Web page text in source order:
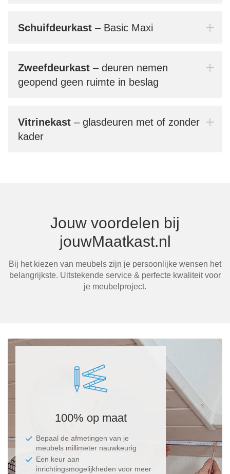
Schuifdeurkast – Basic Maxi
Zweefdeurkast – deuren nemen
geopend geen ruimte in beslag
Vitrinekast – glasdeuren met of zonder
kader
Jouw voordelen bij
jouwMaatkast.nl
Bij het kiezen van meubels zijn je persoonlijke wensen het
belangrijkste. Uitstekende service & perfecte kwaliteit voor
je meubelproject.
100% op maat
Bepaal de afmetingen van je
meubels millimeter nauwkeurig
Een keur aan
inrichtingsmogelijkheden voor meer